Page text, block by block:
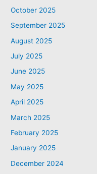
October 2025
September 2025
August 2025
July 2025
June 2025
May 2025
April 2025
March 2025
February 2025
January 2025
December 2024